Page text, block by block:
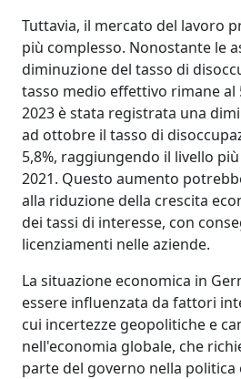
Tuttavia, il mercato del lavoro
più complesso. Nonostante le
diminuzione del tasso di
tasso medio effettivo rimane al
2023 è stata registrata una
ad ottobre il tasso di
5,8%, raggiungendo il livello
2021. Questo aumento
alla riduzione della crescita
dei tassi di interesse, con
licenziamenti nelle aziende.
La situazione economica in
essere influenzata da fattori
cui incertezze geopolitiche e
nell'economia globale, che
parte del governo nella politica